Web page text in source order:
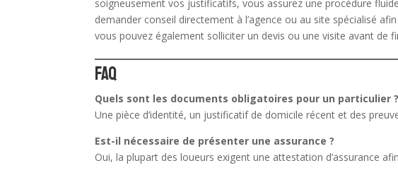
soigneusement vos justificatifs, vous assurez une procédure
demander conseil directement à l’agence ou au site spécialisé
vous pouvez également solliciter un devis ou une visite avant de
FAQ
Quels sont les documents obligatoires pour un particulier ?
Une pièce d’identité, un justificatif de domicile récent et des
Est-il nécessaire de présenter une assurance ?
Oui, la plupart des loueurs exigent une attestation d’assurance